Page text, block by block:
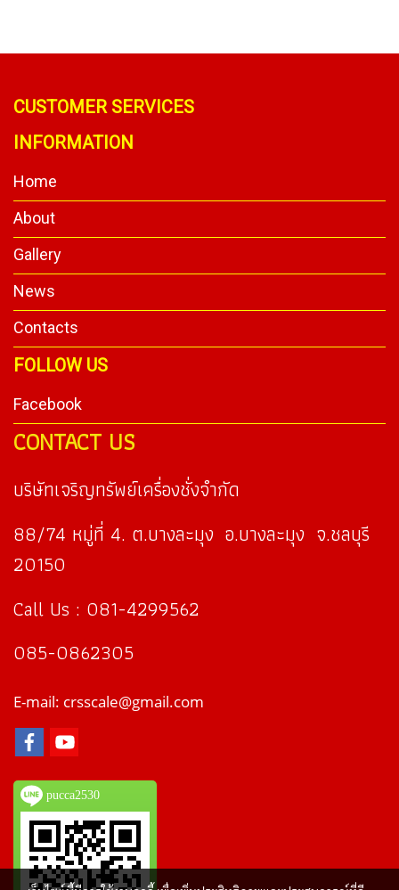
CUSTOMER SERVICES
INFORMATION
Home
About
Gallery
News
Contacts
FOLLOW US
Facebook
CONTACT US
บริษัทเจริญทรัพย์เครื่องชั่งจำกัด
88/74 หมู่ที่ 4. ต.บางละมุง อ.บางละมุง จ.ชลบุรี
20150
Call Us : 081-4299562
085-0862305
E-mail: crsscale@gmail.com
pucca2530